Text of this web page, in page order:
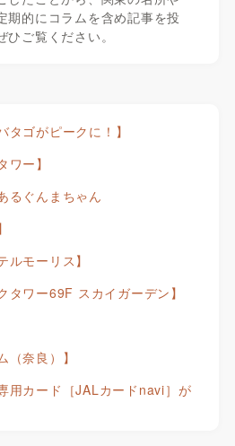
期的にコラムを含め記事を投
ご覧ください。